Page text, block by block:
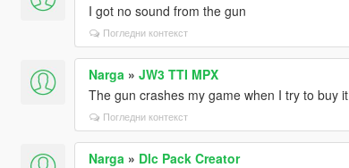
I got no sound from the gun
Погледни контекст
Narga » JW3 TTI MPX
The gun crashes my game when I try to buy it
Погледни контекст
Narga » Dlc Pack Creator